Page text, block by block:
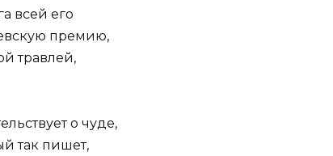
всей его
премию,
травлей,
о чуде,
так пишет,